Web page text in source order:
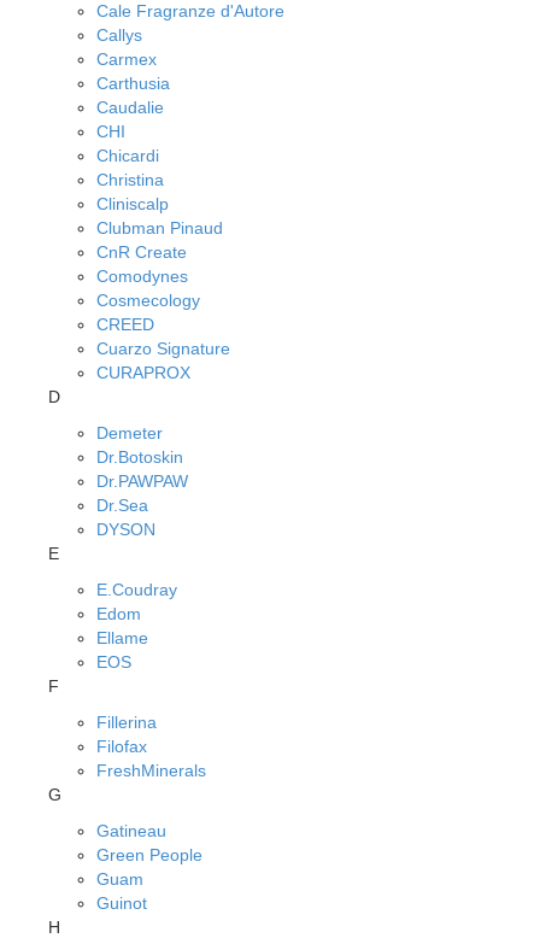
Cale Fragranze d'Autore
Callys
Carmex
Carthusia
Caudalie
CHI
Chicardi
Christina
Cliniscalp
Clubman Pinaud
CnR Create
Comodynes
Cosmecology
CREED
Cuarzo Signature
CURAPROX
D
Demeter
Dr.Botoskin
Dr.PAWPAW
Dr.Sea
DYSON
E
E.Coudray
Edom
Ellame
EOS
F
Fillerina
Filofax
FreshMinerals
G
Gatineau
Green People
Guam
Guinot
H